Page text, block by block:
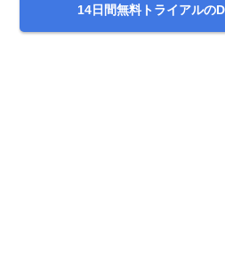
14日間無料トライアルの